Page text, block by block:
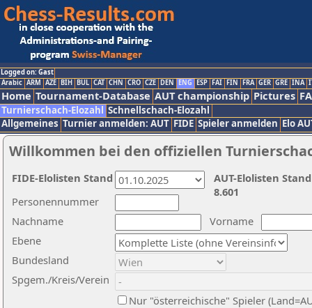
Logged on: Gast
Arabic ARM AZE BIH BUL CAT CHN CRO CZE DEN ENG ESP FAI FIN FRA GER GRE INA
Home Tournament-Database AUT championship Pictures
Turnierschach-Elozahl Schnellschach-Elozahl
Allgemeines Turnier anmelden: AUT FIDE Spieler anmelden Elo
Willkommen bei den offiziellen
Nachname
Vorname
Ebene
Personennummer
Bundesland
Spgem./Kreis/Verein
Nur "österreichische" Spieler
AUT-Elolisten
8.601
FIDE-Elolisten Stand